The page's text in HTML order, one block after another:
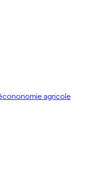
agricole